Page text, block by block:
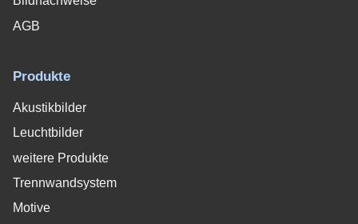
AGB
Produkte
Akustikbilder
Leuchtbilder
weitere Produkte
Trennwandsystem
Motive